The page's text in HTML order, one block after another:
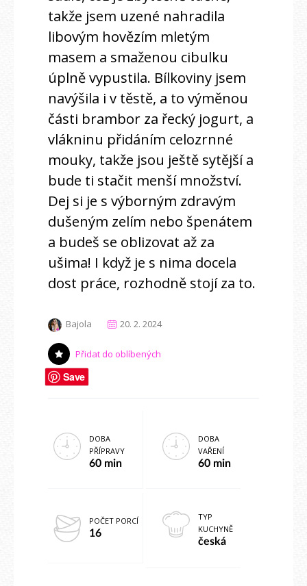
takže jsem uzené nahradila
libovým hovězím mletým
masem a smaženou cibulku
úplně vypustila. Bílkoviny jsem
navýšila i v těstě, a to výměnou
části brambor za řecký jogurt, a
vlákninu přidáním celozrnné
mouky, takže jsou ještě sytější a
bude ti stačit menší množství.
Dej si je s výborným zdravým
dušeným zelím nebo špenátem
a budeš se oblizovat až za
ušima! I když je s nima docela
dost práce, rozhodně stojí za to.
Bajola 20. 2. 2024
Přidat do oblíbených
Save
DOBA
PŘÍPRAVY
60 min
DOBA
VAŘENÍ
60 min
POČET PORCÍ
16
TYP
KUCHYNĚ
česká